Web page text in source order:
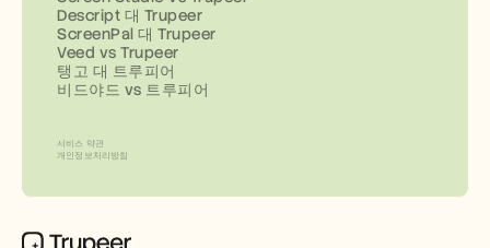
Descript 대 Trupeer
ScreenPal 대 Trupeer
Veed vs Trupeer
탱고 대 트루피어
비드야드 vs 트루피어
서비스 약관
개인정보처리방침